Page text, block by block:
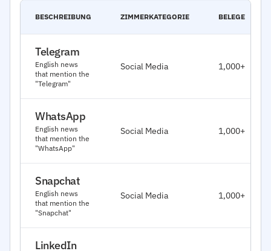
BESCHREIBUNG ZIMMERKATEGORIE BELEGE
Telegram
English news
that mention the
"Telegram"
Social Media 1,000+
WhatsApp
English news
that mention the
"WhatsApp"
Social Media 1,000+
Snapchat
English news
that mention the
"Snapchat"
Social Media 1,000+
LinkedIn